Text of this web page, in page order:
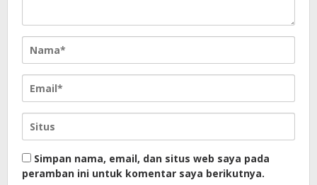
Simpan nama, email, dan situs web saya pada
peramban ini untuk komentar saya berikutnya.